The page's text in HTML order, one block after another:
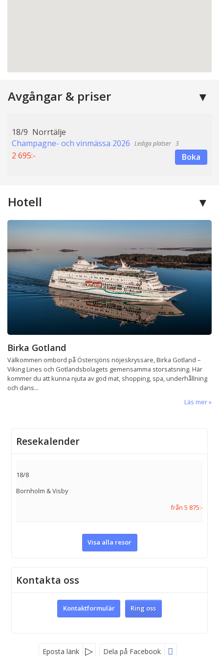
Avgångar & priser
18/9 Norrtälje
Champagne- och vinmässa 2026
3
2 695:- Boka
Hotell
Birka Gotland
Välkommen ombord på Östersjöns nöjeskryssare, Birka Gotland –
Viking Lines och Gotlandsbolagets gemensamma storsatsning. Här
kommer du att kunna njuta av god mat, shopping, spa, underhållning
och dans...
Läs mer
Resekalender
18/8
Bornholm & Visby
från 5 875:-
Visa alla resor
Kontakta oss
Kontaktformulär Ring oss
FacebookEposta länk Dela på Facebook